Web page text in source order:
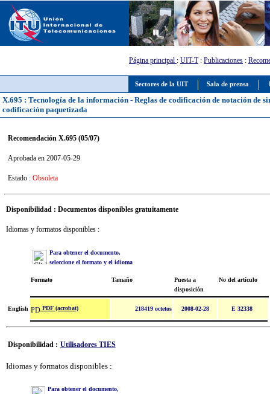
Sectores de la UIT Sala de prensa
Página principal : UIT-T: Publicaciones :
X.695 : Tecnología de la información - Reglas de codificación de notación de
codificación paquetizada
Recomendación X.695 (05/07)
Aprobada en 2007-05-29
Estado : Obsoleta
Disponibilidad : Documentos disponibles gratuitamente
Idiomas y formatos disponibles :
Para obtener el documento,
seleccione el formato y el idioma
Formato Tamaño
Puesta a
disposición
No del artículo
English PDF (acrobat) 218419 octetos 2008-02-28 E 32338
Disponibilidad : Utilisadores TIES
Idiomas y formatos disponibles :
Para obtener el documento,